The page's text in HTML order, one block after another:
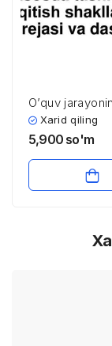
O’quv
asosda tashkil
o’qitish
Xarid qiling
5,900 so'm